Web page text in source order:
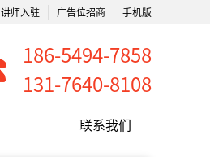
讲师入驻 广告位招商 手机版
186-5494-7858
131-7640-8108
联系我们